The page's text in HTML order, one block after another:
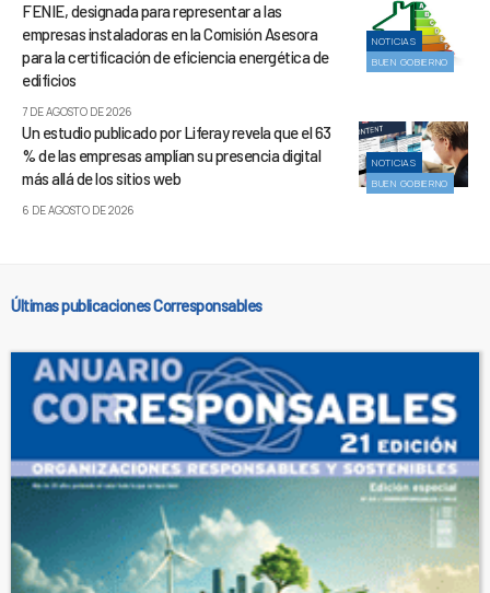
NOTICIAS
BUEN GOBIERNO
FENIE, designada para representar a las
empresas instaladoras en la Comisión Asesora
para la certificación de eficiencia energética de
edificios
7 DE AGOSTO DE 2026
NOTICIAS
BUEN GOBIERNO
Un estudio publicado por Liferay revela que el 63
% de las empresas amplían su presencia digital
más allá de los sitios web
6 DE AGOSTO DE 2026
Últimas publicaciones Corresponsables